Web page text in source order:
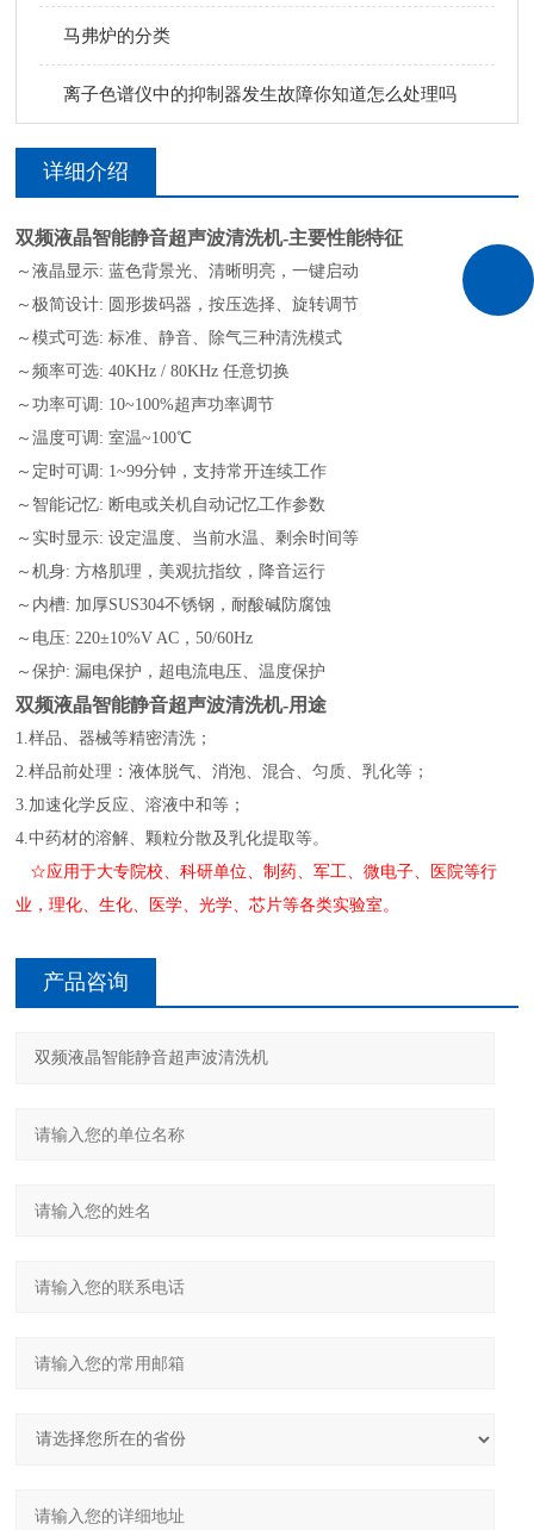
马弗炉的分类
离子色谱仪中的抑制器发生故障你知道怎么处理吗
详细介绍
双频液晶智能静音超声波清洗机-主要性能特征
～液晶显示: 蓝色背景光、清晰明亮，一键启动
～极简设计: 圆形拨码器，按压选择、旋转调节
～模式可选: 标准、静音、除气三种清洗模式
～频率可选: 40KHz / 80KHz 任意切换
～功率可调: 10~100%超声功率调节
～温度可调: 室温~100℃
～定时可调: 1~99分钟，支持常开连续工作
～智能记忆: 断电或关机自动记忆工作参数
～实时显示: 设定温度、当前水温、剩余时间等
～机身: 方格肌理，美观抗指纹，降音运行
～内槽: 加厚SUS304不锈钢，耐酸碱防腐蚀
～电压: 220±10%V AC，50/60Hz
～保护: 漏电保护，超电流电压、温度保护
双频液晶智能静音超声波清洗机-用途
1.样品、器械等精密清洗；
2.样品前处理：液体脱气、消泡、混合、匀质、乳化等；
3.加速化学反应、溶液中和等；
4.中药材的溶解、颗粒分散及乳化提取等。
☆应用于大专院校、科研单位、制药、军工、微电子、医院等行
业，理化、生化、医学、光学、芯片等各类实验室。
产品咨询